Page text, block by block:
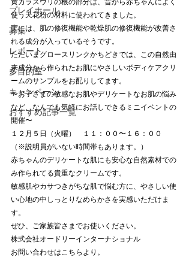
プレイホール
募集
レポート
多目的室
キャンペーン
おすすめ記事一覧
黄カラスウリの根の部分は、昔から赤ちゃんによく
使う天花粉の材料に使われてきました。
実には、肌の修復機能や乾燥肌の修復機能が改善さ
れる成分が入っているそうです。
ただいまグロースリンクかちどきでは、この自然由
来成分から作られたお肌にやさしいボディケアクリ
ームのサンプルをお配りしてます。
〜お子さまの敏感なお肌やデリケートなお肌の悩み
など、なんでも気軽にお話しできるミニイベントの
開催〜
１２月５日（火曜）　１１：００〜１６：００
（※説明員がいない時間帯もあります。）
赤ちゃんのデリケートな肌にも安心な自然素材での
み作られてる貴重なクリームです。
敏感肌やカサつきがちな肌で悩む方に、やさしい使
い心地の中しっとりなめらかさを実感いただけま
す。
ぜひ、ご家族皆さまでお使いください。
株式会社オードリーインターナショナル
お問い合わせはこちらより。